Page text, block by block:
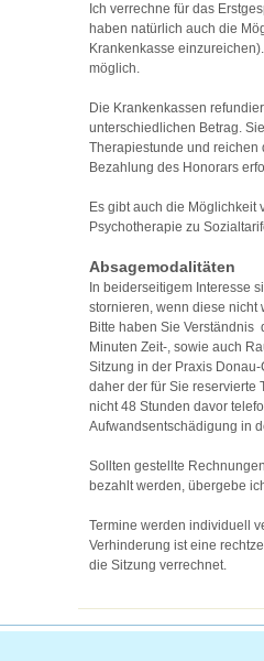
Ich verrechne für das
haben natürlich auch die
Krankenkasse
möglich.
Die Krankenkassen
unterschiedlichen Betrag.
Therapiestunde und reichen
Bezahlung des Honorars
Es gibt auch die Möglichkeit
Psychotherapie zu
Absagemodalitäten
In beiderseitigem Interesse
stornieren, wenn diese nicht
Bitte haben Sie Verständnis
Minuten Zeit-, sowie auch
Sitzung in der Praxis
daher der für Sie reservierte
nicht 48 Stunden davor
Aufwandsentschädigung in
Sollten gestellte
bezahlt werden, übergebe
Termine werden individuell
Verhinderung ist eine
die Sitzung verrechnet.